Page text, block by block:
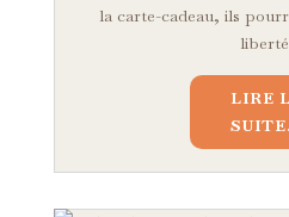
la carte-cadeau, ils
LIRE